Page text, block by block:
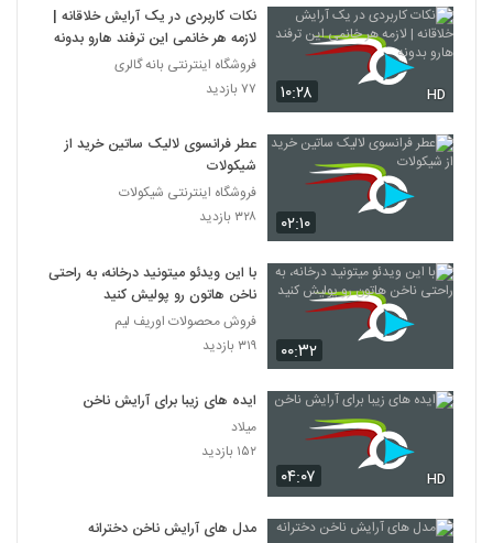
۱۰:۲۸ HD
نکات کاربردی در یک آرایش خلاقانه |
لازمه هر خانمی این ترفند هارو بدونه
فروشگاه اینترنتی بانه گالری
۷۷ بازدید
۰۲:۱۰
عطر فرانسوی لالیک ساتین خرید از
شیکولات
فروشگاه اینترنتی شیکولات
۳۲۸ بازدید
۰۰:۳۲
با این ویدئو میتونید درخانه، به راحتی
ناخن هاتون رو پولیش کنید
فروش محصولات اوریف لیم
۳۱۹ بازدید
۰۴:۰۷ HD
ایده های زیبا برای آرایش ناخن
میلاد
۱۵۲ بازدید
مدل های آرایش ناخن دخترانه